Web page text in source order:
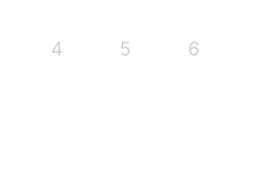
4 5 6